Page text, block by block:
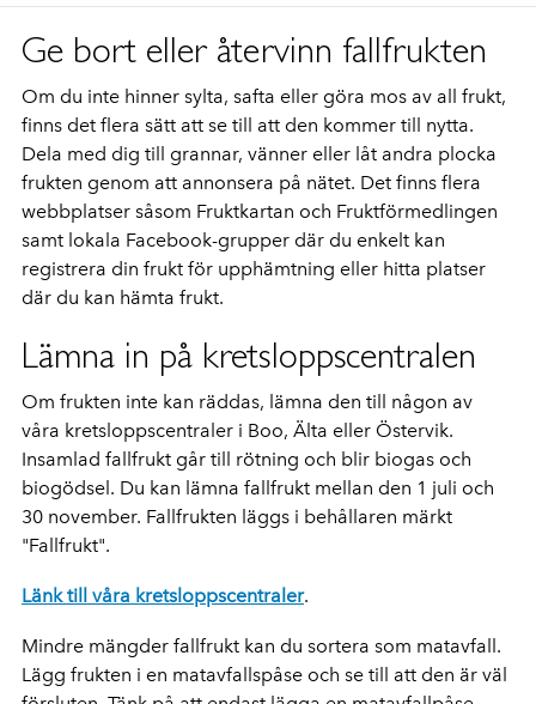
Ge bort eller återvinn fallfrukten
Om du inte hinner sylta, safta eller göra mos av all frukt,
finns det flera sätt att se till att den kommer till nytta.
Dela med dig till grannar, vänner eller låt andra plocka
frukten genom att annonsera på nätet. Det finns flera
webbplatser såsom Fruktkartan och Fruktförmedlingen
samt lokala Facebook-grupper där du enkelt kan
registrera din frukt för upphämtning eller hitta platser
där du kan hämta frukt.
Lämna in på kretsloppscentralen
Om frukten inte kan räddas, lämna den till någon av
våra kretsloppscentraler i Boo, Älta eller Östervik.
Insamlad fallfrukt går till rötning och blir biogas och
biogödsel. Du kan lämna fallfrukt mellan den 1 juli och
30 november. Fallfrukten läggs i behållaren märkt
"Fallfrukt".
Länk till våra kretsloppscentraler.
Mindre mängder fallfrukt kan du sortera som matavfall.
Lägg frukten i en matavfallspåse och se till att den är väl